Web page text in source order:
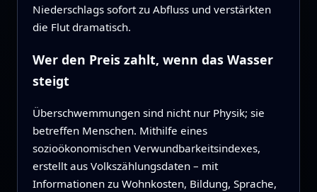
Niederschlags sofort zu Abfluss und verstärkten
die Flut dramatisch.
Wer den Preis zahlt, wenn das Wasser
steigt
Überschwemmungen sind nicht nur Physik; sie
betreffen Menschen. Mithilfe eines
sozioökonomischen Verwundbarkeitsindexes,
erstellt aus Volkszählungsdaten – mit
Informationen zu Wohnkosten, Bildung, Sprache,